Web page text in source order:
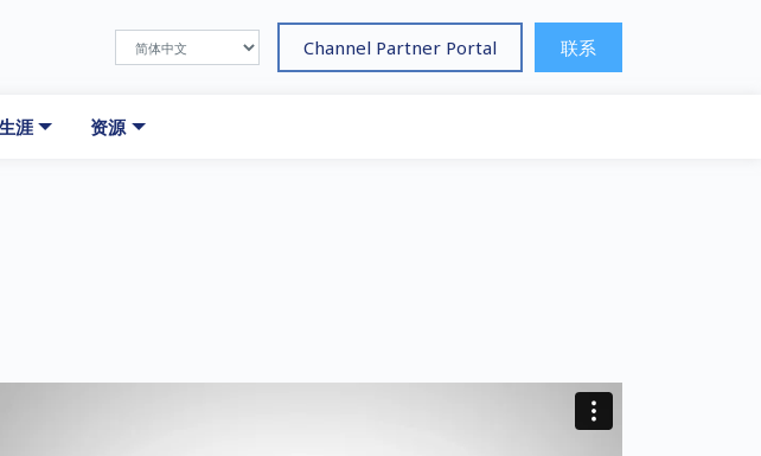
Channel Partner Portal 联系
涯 资源